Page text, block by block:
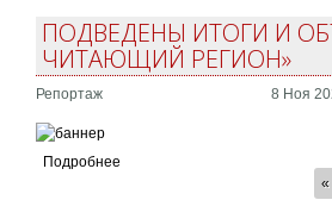
ПОДВЕДЕНЫ ИТОГИ И
ЧИТАЮЩИЙ РЕГИОН»
Репортаж 8 Ноя
Подробнее
«